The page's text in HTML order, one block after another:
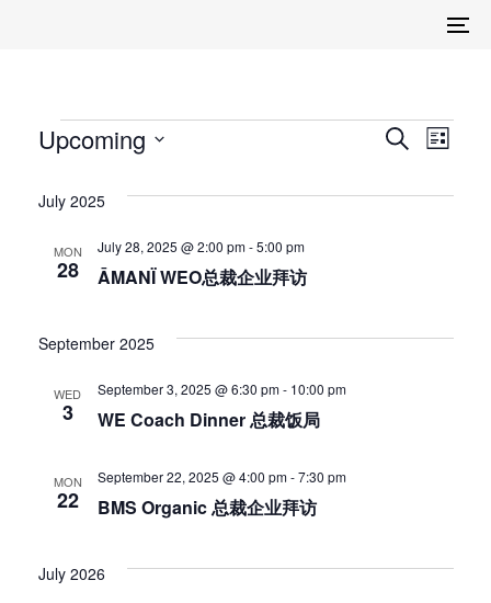
Events Search
List
Upcoming
date.
July 2025
MON
28 ĀMANÏ WEO总裁企业拜访
July 28, 2025 @ 2:00 pm-5:00 pm
September 2025
WED
3 WE Coach Dinner 总裁饭局
September 3, 2025 @ 6:30 pm- 10:00 pm
MON
22 BMS Organic 总裁企业拜访
September 22, 2025 @ 4:00 pm-7:30 pm
July 2026